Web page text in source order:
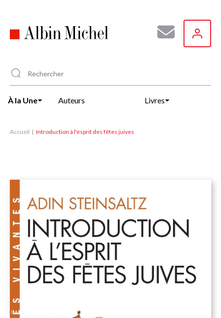
principal
À la Une Auteurs Livres
Accueil Introduction à l'esprit des fêtes juives